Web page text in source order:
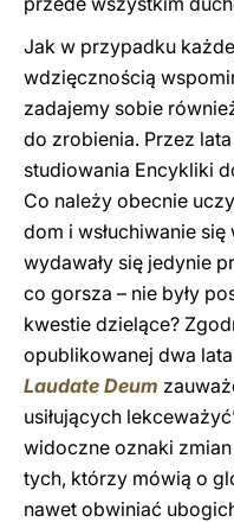
Jak w przypadku
wdzięcznością
zadajemy sobie
do zrobienia. Przez
studiowania Encykliki
Co należy obecnie
dom i wsłuchiwanie
wydawały się jedynie
co gorsza – nie były
kwestie dzielące?
opublikowanej dwa
Laudate Deum
usiłujących
widoczne oznaki
tych, którzy mówią o
nawet obwiniać